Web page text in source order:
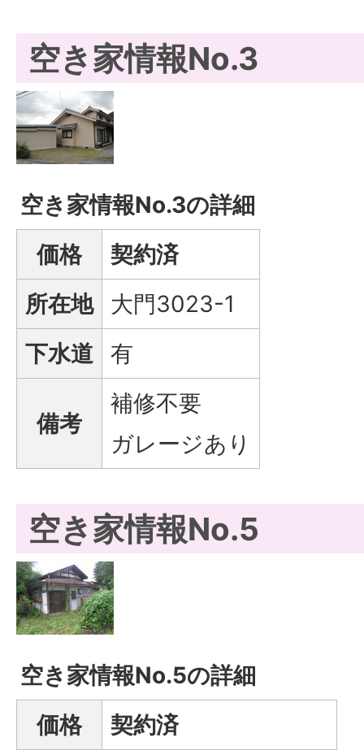
空き家情報No.3
空き家情報No.3の詳細
価格
契約済
所在地
大門3023-1
下水道
有
備考
補修不要
ガレージあり
空き家情報No.5
空き家情報No.5の詳細
価格
契約済